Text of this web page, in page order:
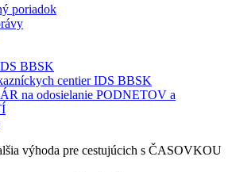
poriadok
BBSK
centier IDS BBSK
na odosielanie PODNETOV a
výhoda pre cestujúcich s ČASOVKOU